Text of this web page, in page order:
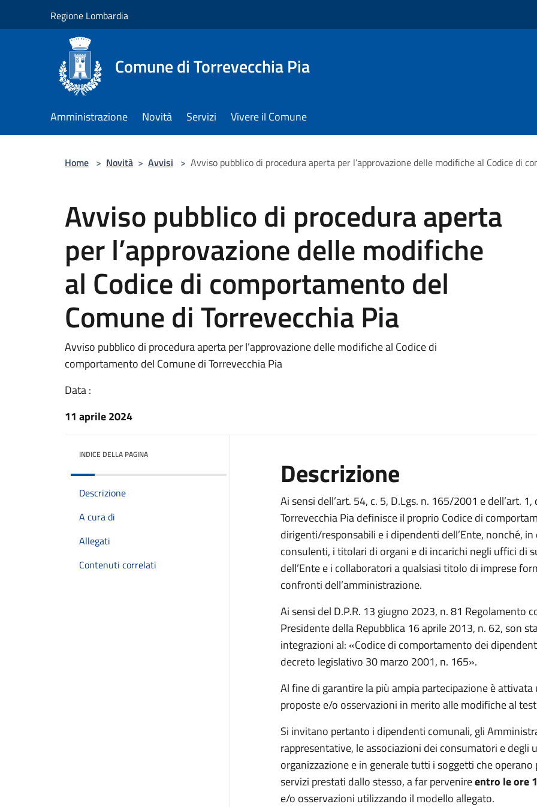
Regione Lombardia
Comune di Torrevecchia Pia
Amministrazione Novità Servizi Vivere il Comune
Home > Novità > Avvisi > Avviso pubblico di procedura aperta per l’approvazione delle modifiche al Codice di
Avviso pubblico di procedura aperta
per l’approvazione delle modifiche
al Codice di comportamento del
Comune di Torrevecchia Pia
Avviso pubblico di procedura aperta per l’approvazione delle modifiche al Codice di
comportamento del Comune di Torrevecchia Pia
Data :
11 aprile 2024
INDICE DELLA PAGINA
Descrizione
A cura di
Allegati
Contenuti correlati
Descrizione
Ai sensi dell’art. 54, c. 5, D.Lgs. n. 165/2001 e dell’art.
Torrevecchia Pia definisce il proprio Codice di
dirigenti/responsabili e i dipendenti dell’Ente, nonché,
consulenti, i titolari di organi e di incarichi negli uffici di
dell’Ente e i collaboratori a qualsiasi titolo di imprese
confronti dell’amministrazione.
Ai sensi del D.P.R. 13 giugno 2023, n. 81 Regolamento
Presidente della Repubblica 16 aprile 2013, n. 62, son
integrazioni al: «Codice di comportamento dei
decreto legislativo 30 marzo 2001, n. 165».
Al fine di garantire la più ampia partecipazione è
proposte e/o osservazioni in merito alle modifiche al
Si invitano pertanto i dipendenti comunali, gli
rappresentative, le associazioni dei consumatori e
organizzazione e in generale tutti i soggetti che
servizi prestati dallo stesso, a far pervenireentro le ore
e/o osservazioni utilizzando il modello allegato.